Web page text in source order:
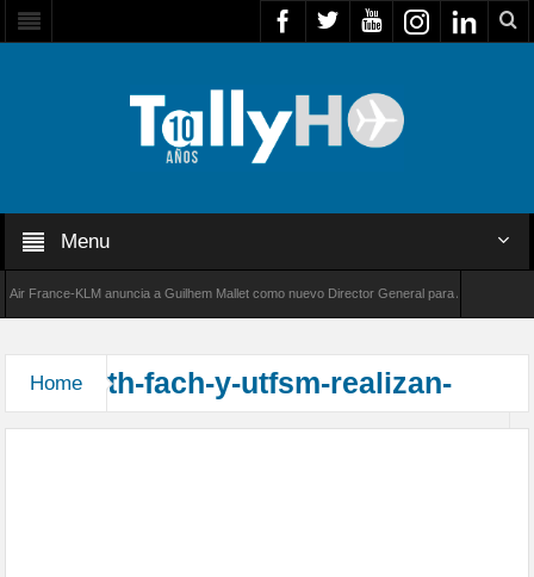
Menu
France-KLM anuncia a Guilhem Mallet como nuevo Director General para América Latina
Home th-fach-y-utfsm-realizan-